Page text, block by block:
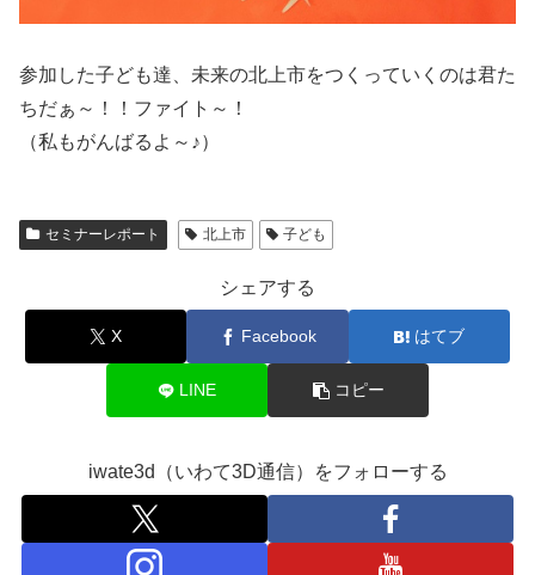
参加した子ども達、未来の北上市をつくっていくのは君た
ちだぁ～！！ファイト～！
（私もがんばるよ～♪）
セミナーレポート 北上市 子ども
シェアする
X Facebook はてブ
LINE コピー
iwate3d（いわて3D通信）をフォローする